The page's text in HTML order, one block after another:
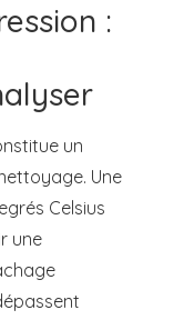
:
un
Une
Celsius
une